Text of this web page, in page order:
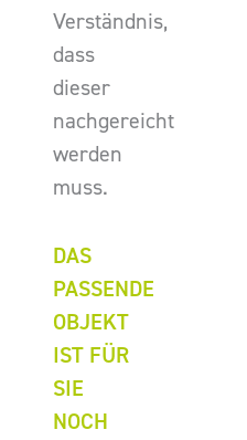
Verständnis,
dass
dieser
nachgereicht
werden
muss.
DAS
PASSENDE
OBJEKT
IST FÜR
SIE
NOCH